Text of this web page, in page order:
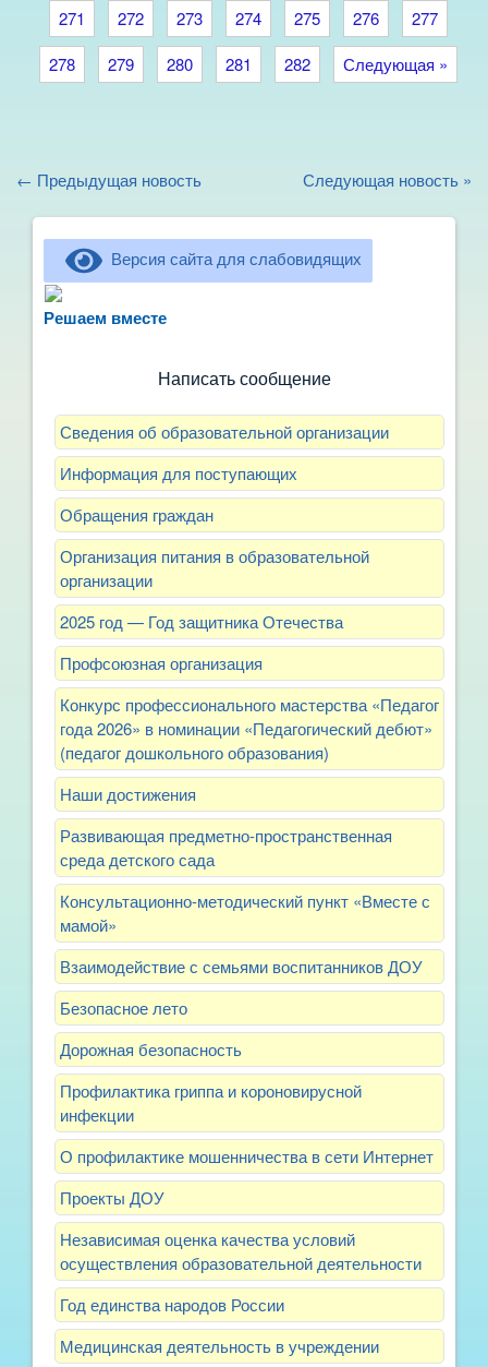
271 272 273 274 275 276
277
278
279 280 281 282 Следующая »
← Предыдущая новость Следующая новость »
Версия сайта для слабовидящих
Решаем вместерассказать о воспитателях? Знаете, как
Написать сообщение
Сведения об образовательной организации
Информация для поступающих
Обращения граждан
Организация питания в образовательной
организации
2025 год — Год защитника Отечества
Профсоюзная организация
Конкурс профессионального мастерства «Педагог
года 2026» в номинации «Педагогический дебют»
(педагог дошкольного образования)
Наши достижения
Развивающая предметно-пространственная
среда детского сада
Консультационно-методический пункт «Вместе с
мамой»
Взаимодействие с семьями воспитанников ДОУ
Безопасное лето
Дорожная безопасность
Профилактика гриппа и короновирусной
инфекции
О профилактике мошенничества в сети Интернет
Проекты ДОУ
Независимая оценка качества условий
осуществления образовательной деятельности
Год единства народов России
Медицинская деятельность в учреждении